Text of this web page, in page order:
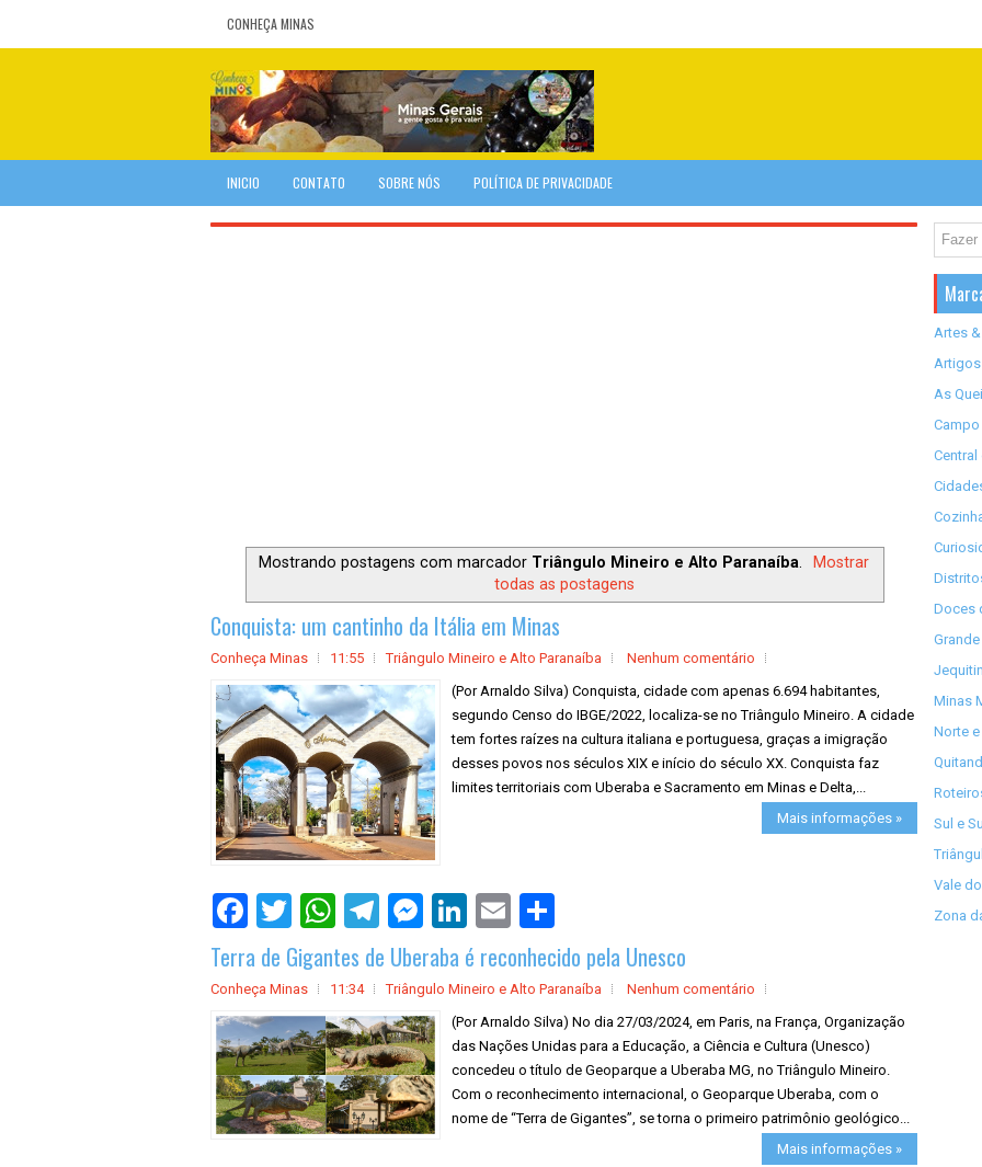
CONHEÇA MINAS
INICIO CONTATO SOBRE NÓS POLÍTICA DE PRIVACIDADE
Mostrando postagens com marcador Triângulo Mineiro e Alto Paranaíba.
Mostrar
todas as postagens
Conquista: um cantinho da Itália em Minas
Conheça Minas 11:55 Triângulo Mineiro e Alto Paranaíba
Nenhum comentário
(Por Arnaldo Silva) Conquista, cidade com apenas 6.694 habitantes,
segundo Censo do IBGE/2022, localiza-se no Triângulo Mineiro. A cidade
tem fortes raízes na cultura italiana e portuguesa, graças a imigração
desses povos nos séculos XIX e início do século XX. Conquista faz
limites territoriais com Uberaba e Sacramento em Minas e Delta,...
Mais informações »
r
e
Terra de Gigantes de Uberaba é reconhecido pela Unesco
Conheça Minas 11:34 Triângulo Mineiro e Alto Paranaíba
Nenhum comentário
(Por Arnaldo Silva) No dia 27/03/2024, em Paris, na França, Organização
das Nações Unidas para a Educação, a Ciência e Cultura (Unesco)
concedeu o título de Geoparque a Uberaba MG, no Triângulo Mineiro.
Com o reconhecimento internacional, o Geoparque Uberaba, com o
nome de “Terra de Gigantes”, se torna o primeiro patrimônio geológico...
Mais informações »
Artes
As
Central
Doces
Minas
Norte
Sul e
Vale
Zona